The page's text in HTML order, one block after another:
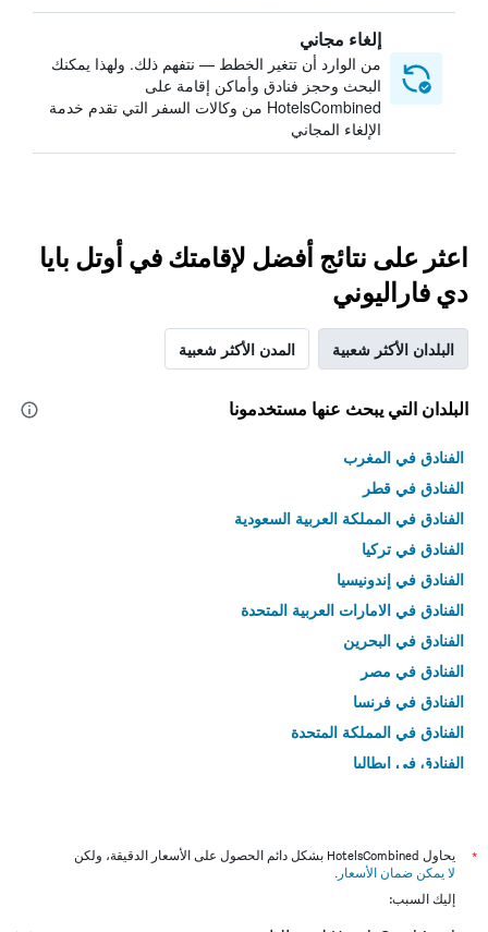
إلغاء مجاني
من الوارد أن تتغير الخطط — نتفهم ذلك. ولهذا يمكنك
البحث وحجز فنادق وأماكن إقامة على
HotelsCombined من وكالات السفر التي تقدم خدمة
الإلغاء المجاني
اعثر على نتائج أفضل لإقامتك في أوتل بايا
دي فاراليوني
البلدان الأكثر شعبية المدن الأكثر شعبية
البلدان التي يبحث عنها مستخدمونا
الفنادق في المغرب
الفنادق في قطر
الفنادق في المملكة العربية السعودية
الفنادق في تركيا
الفنادق في إندونيسيا
الفنادق في الامارات العربية المتحدة
الفنادق في البحرين
الفنادق في مصر
الفنادق في فرنسا
الفنادق في المملكة المتحدة
الفنادق في إيطاليا
*
يحاول HotelsCombined بشكل دائم الحصول على الأسعار الدقيقة، ولكن
لا يمكن ضمان الأسعار .
إليك السبب: